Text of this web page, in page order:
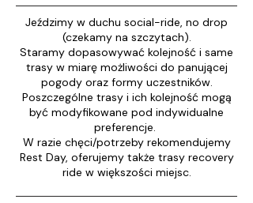
Jeździmy w duchu social-ride, no drop
(czekamy na szczytach).
Staramy dopasowywać kolejność i same
trasy w miarę możliwości do panującej
pogody oraz formy uczestników.
Poszczególne trasy i ich kolejność mogą
być modyfikowane pod indywidualne
preferencje.
W razie chęci/potrzeby rekomendujemy
Rest Day, oferujemy także trasy recovery
ride w większości miejsc.